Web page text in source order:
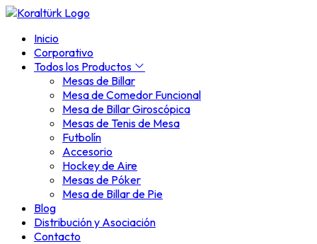
Inicio
Corporativo
Todos los Productos
Mesas de Billar
Mesa de Comedor Funcional
Mesa de Billar Giroscópica
Mesas de Tenis de Mesa
Futbolín
Accesorio
Hockey de Aire
Mesas de Póker
Mesa de Billar de Pie
Blog
Distribución y Asociación
Contacto